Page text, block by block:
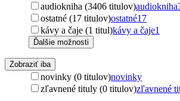
audiokniha (3406 titulov)audiokniha
ostatné (17 titulov)ostatné17
kávy a čaje (1 titul)kávy a čaje1
Ďalšie možnosti
Zobraziť iba
novinky (0 titulov)novinky
zľavnené tituly (0 titulov)zľavnené